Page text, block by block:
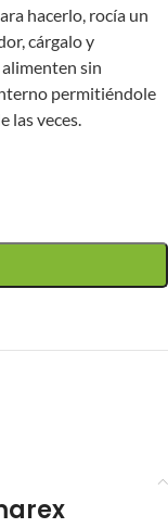
hacerlo, rocía un
cárgalo y
alimenten sin
permitiéndole
las veces.